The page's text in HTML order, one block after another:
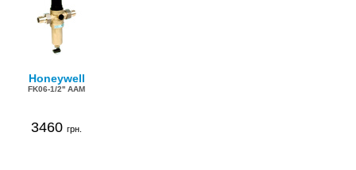
Honeywell
FK06-1/2'' ААM
3460 грн.